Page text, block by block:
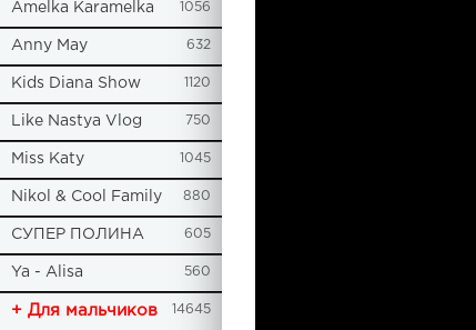
Amelka Karamelka 1056
Anny May 632
Kids Diana Show 1120
Like Nastya Vlog 750
Miss Katy 1045
Nikol & Cool Family 880
СУПЕР ПОЛИНА 605
Ya - Alisa 560
+ Для мальчиков 14645